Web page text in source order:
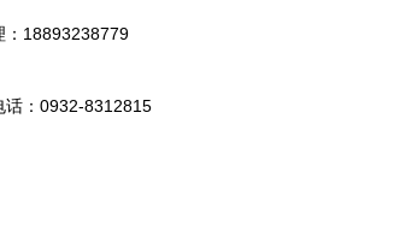
18893238779
：0932-8312815